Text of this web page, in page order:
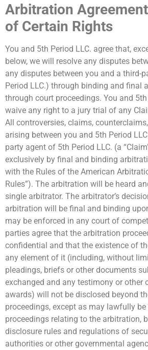
Arbitration
of Certain Rights
You and 5th Period LLC. agree that,
below, we will resolve any disputes
any disputes between you and a third-
Period LLC.) through binding and final
through court proceedings. You and
waive any right to a jury trial of any
All controversies, claims,
arising between you and 5th Period
party agent of 5th Period LLC. (a
exclusively by final and binding
with the Rules of the American
Rules”). The arbitration will be heard
single arbitrator. The arbitrator’s
arbitration will be final and binding
may be enforced in any court of
parties agree that the arbitration
confidential and that the existence of
any element of it (including, without
pleadings, briefs or other documents
exchanged and any testimony or other
awards) will not be disclosed beyond
proceedings, except as may lawfully
proceedings relating to the arbitration,
disclosure rules and regulations of
authorities or other governmental